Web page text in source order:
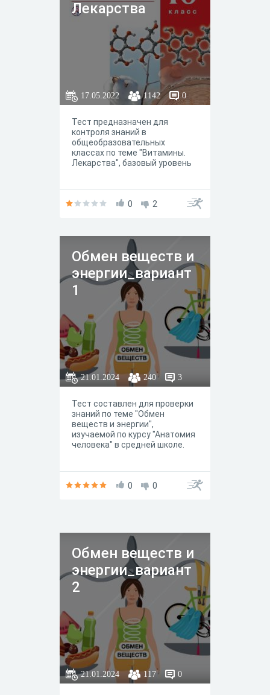
Лекарства
17.05.2022 1142 0
Тест предназначен для
контроля знаний в
общеобразовательных
классах по теме "Витамины.
Лекарства", базовый уровень
0 2
Обмен веществ и
энергии_вариант
1
21.01.2024 240 3
Тест составлен для проверки
знаний по теме "Обмен
веществ и энергии",
изучаемой по курсу "Анатомия
человека" в средней школе.
0 0
Обмен веществ и
энергии_вариант
2
21.01.2024 117 0